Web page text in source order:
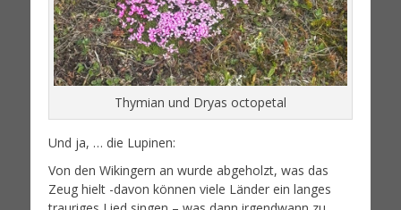
Thymian und Dryas octopetal
Und ja, … die Lupinen:
Von den Wikingern an wurde abgeholzt, was das
Zeug hielt -davon können viele Länder ein langes